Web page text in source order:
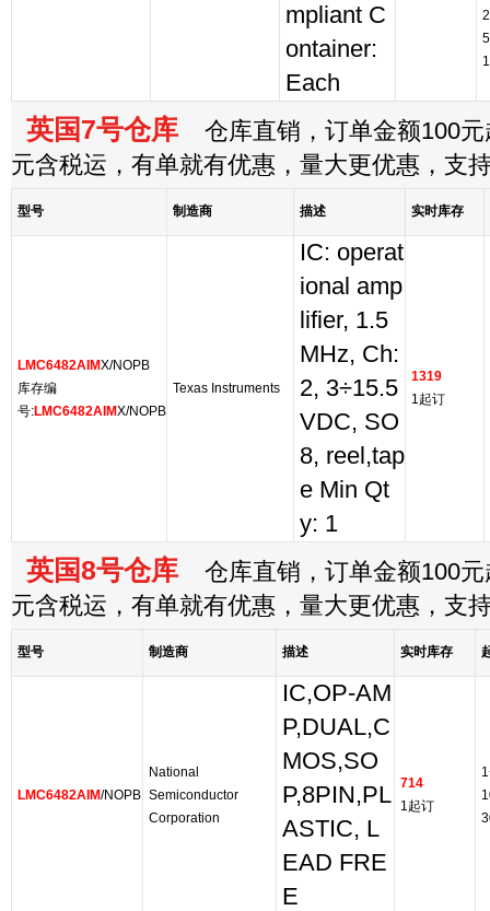
mpliant C
ontainer:
Each
英国7号仓库 仓库直销，订单金额100元
元含税运，有单就有优惠，量大更优惠，支
型号 制造商 描述 实时库存
LMC6482AIMX/NOPB
库存编
号:LMC6482AIMX/NOPB
Texas Instruments
IC: operat
ional amp
lifier, 1.5
MHz, Ch:
2, 3÷15.5
VDC, SO
8, reel,tap
e Min Qt
y: 1
1319
1起订
英国8号仓库 仓库直销，订单金额100元
元含税运，有单就有优惠，量大更优惠，支
型号 制造商 描述 实时库存
LMC6482AIM/NOPB
National
Semiconductor
Corporation
IC,OP-AM
P,DUAL,C
MOS,SO
P,8PIN,PL
ASTIC, L
EAD FRE
E
714
1起订